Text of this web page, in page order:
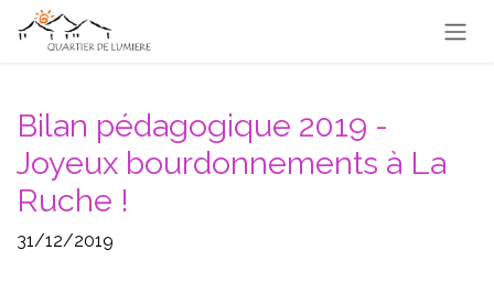
Se rendre au contenu
Bilan pédagogique 2019 -
Joyeux bourdonnements à La
Ruche !
31/12/2019